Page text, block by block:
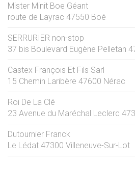
Mister Minit Boe Géant
route de Layrac 47550 Boé
SERRURIER non-stop
37 bis Boulevard Eugène Pelletan
Castex François Et Fils Sarl
15 Chemin Laribère 47600 Nérac
Roi De La Clé
23 Avenue du Maréchal Leclerc
Dutournier Franck
Le Lédat 47300 Villeneuve-Sur-Lot